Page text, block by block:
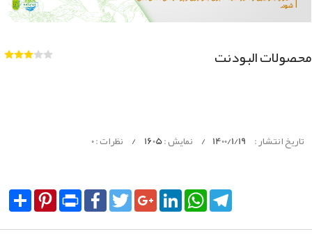
محصولات البودنت
تاریخ انتشار : 1400/1/19
/ نمایش :1605
/ نظرات :0
Share PinterestPrint FacebookTwitterGoogle+LinkedInWhatsApp